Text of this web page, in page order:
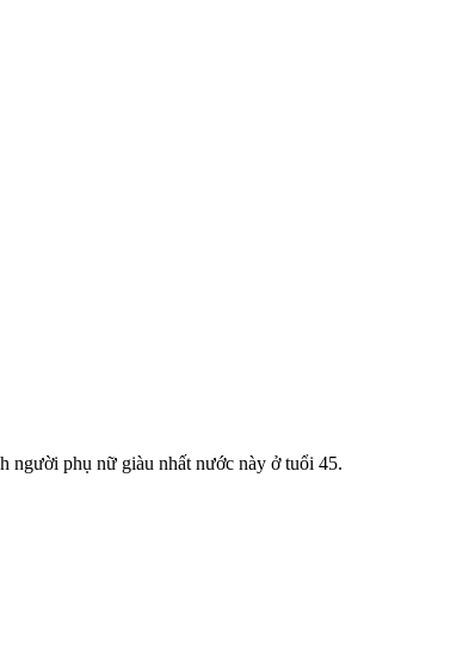
người phụ nữ giàu nhất nước này ở tuổi 45.